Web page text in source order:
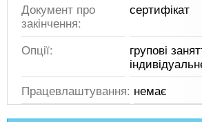
Документ про
закінчення:
сертифікат
Опції:
групові
Працевлаштування: немає